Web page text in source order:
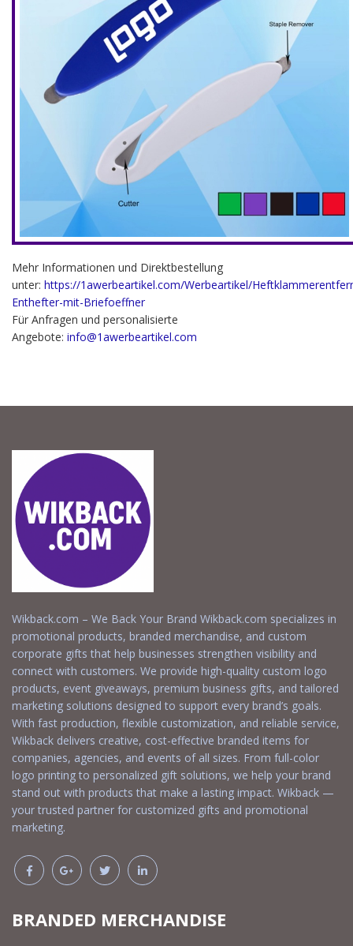
Mehr Informationen und Direktbestellung
unter: https://1awerbeartikel.com/Werbeartikel/
Enthefter-mit-Briefoeffner
Für Anfragen und personalisierte
Angebote: info@1awerbeartikel.com
Wikback.com – We Back Your Brand Wikback.com specializes in
promotional products, branded merchandise, and custom
corporate gifts that help businesses strengthen visibility and
connect with customers. We provide high-quality custom logo
products, event giveaways, premium business gifts, and tailored
marketing solutions designed to support every brand’s goals.
With fast production, flexible customization, and reliable service,
Wikback delivers creative, cost-effective branded items for
companies, agencies, and events of all sizes. From full-color
logo printing to personalized gift solutions, we help your brand
stand out with products that make a lasting impact. Wikback —
your trusted partner for customized gifts and promotional
marketing.
BRANDED MERCHANDISE